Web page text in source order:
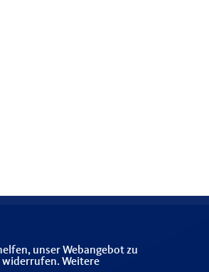
unser Webangebot zu
widerrufen. Weitere